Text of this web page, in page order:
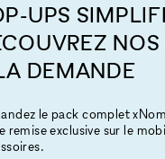
UPS
DEMANDE
le pack complet
remise exclusive sur le